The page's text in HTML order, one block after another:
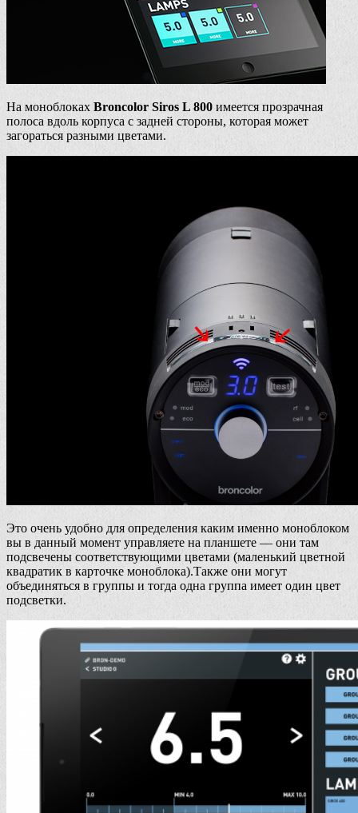
На моноблоках Broncolor Siros L 800 имеется прозрачная
полоса вдоль корпуса с задней стороны, которая может
загораться разными цветами.
Это очень удобно для определения каким именно моноблоком
вы в данный момент управляете на планшете — они там
подсвечены соответствующими цветами (маленький цветной
квадратик в карточке моноблока).Также они могут
объединяться в группы и тогда одна группа имеет один цвет
подсветки.